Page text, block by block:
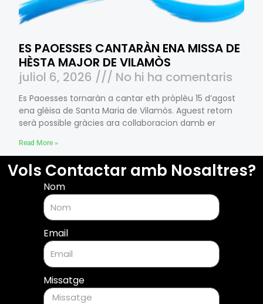
ES PAOESSES CANTARÀN ENA MISSA DE
HÈSTA MAJOR DE VILAMÒS
juliol 6, 2026
No hi ha comentaris
Es Paoesses tornaràn a cantar eth pròplèu 15 d’agost
ena glèisa de Santa Maria de Vilamòs. Aguest retorn
serà possible gràcies ara collaboracion damb er
Read More »
Vols Contactar amb Nosaltres?
Nom
Email
Missatge